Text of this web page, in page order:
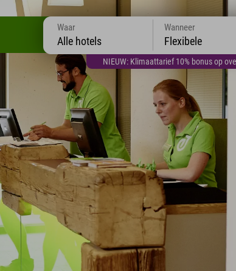
NIEUW: Klimaattarief 10% bonus op
Waar
Alle hotels
Wanneer
Flexibele